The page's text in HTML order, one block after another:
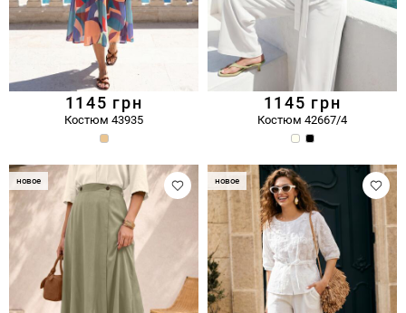
1145 грн
Костюм 43935
1145 грн
Костюм 42667/4
новое новое